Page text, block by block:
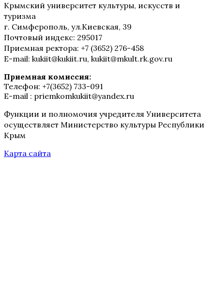
Крымский университет культуры, искусств и
туризма
г. Симферополь, ул.Киевская, 39
Почтовый индекс: 295017
Приемная ректора: +7 (3652) 276-458
E-mail: kukiit@kukiit.ru, kukiit@mkult.rk.gov.ru
Приемная комиссия:
Телефон: +7(3652) 733-091
E-mail : priemkomkukiit@yandex.ru
Функции и полномочия учредителя Университета
осуществляет Министерство культуры Республики
Крым
Карта сайта